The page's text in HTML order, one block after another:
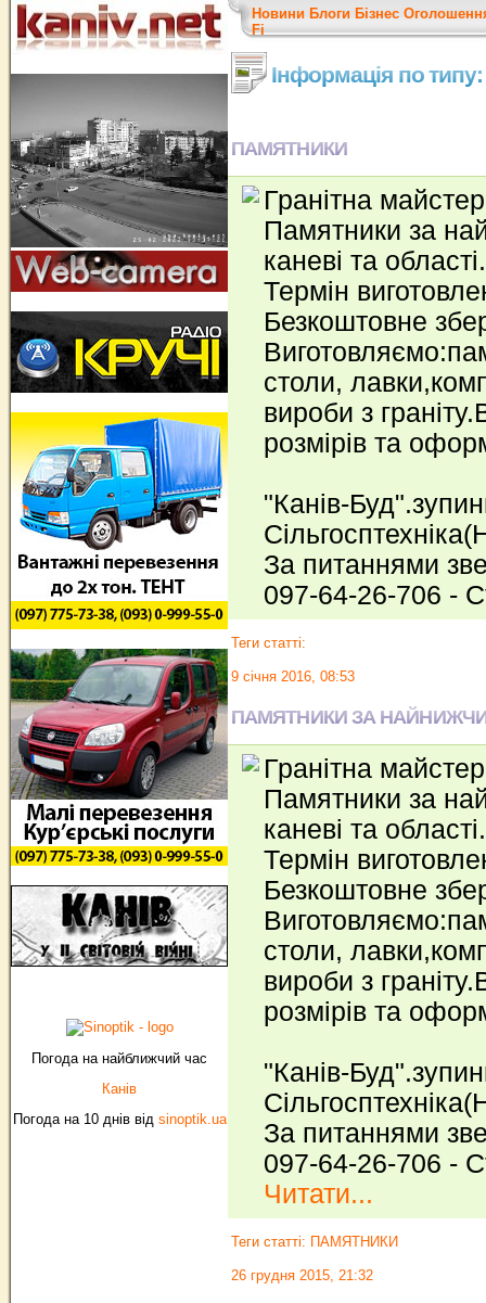
Погода на найближчий час
Канів
Погода на 10 днів від sinoptik.ua
Новини Блоги Бізнес
Fi
Інформація по
ПАМЯТНИКИ
Гранітна
Памятники за
каневі та області.
Термін
Безкоштовне
столи,
вироби з
розмірів та
"Канів-
За питаннями
097-64-26-706 -
Теги статті:
9 січня 2016, 08:53
ПАМЯТНИКИ ЗА
Гранітна
Памятники за
каневі та області.
Термін
Безкоштовне
столи,
вироби з
розмірів та
"Канів-
За питаннями
097-64-26-706 -
Читати...
Теги статті: ПАМЯТНИКИ
26 грудня 2015, 21:32